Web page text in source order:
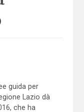
guida per
Lazio dà
che ha